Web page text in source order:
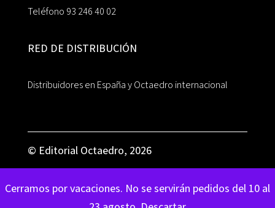
Cerramos por vacaciones. No se servirán pedidos del 10 al
Teléfono 93 246 40 02
RED DE DISTRIBUCIÓN
Distribuidores en España y Octaedro internacional
© Editorial Octaedro, 2026